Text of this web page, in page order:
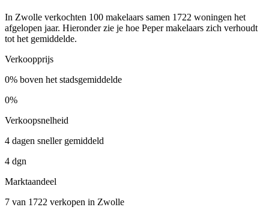
In Zwolle verkochten 100 makelaars samen 1722 woningen het
afgelopen jaar. Hieronder zie je hoe Peper makelaars zich verhoudt
tot het gemiddelde.
Verkoopprijs
0% boven het stadsgemiddelde
0%
Verkoopsnelheid
4 dagen sneller gemiddeld
4 dgn
Marktaandeel
7 van 1722 verkopen in Zwolle